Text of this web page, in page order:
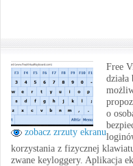
zobacz zrzuty ekranu
Free
o
korzystania z fizycznej
zwane keyloggery. Aplikacja